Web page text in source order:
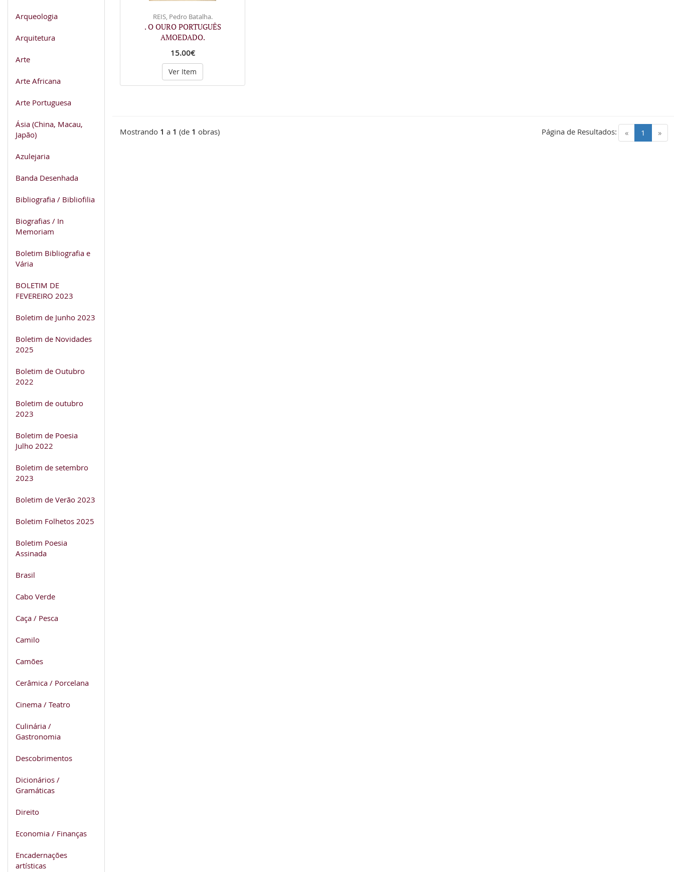
Arqueologia
Arquitetura
Arte
Arte Africana
Arte Portuguesa
Ásia (China, Macau,
Japão)
Azulejaria
Banda Desenhada
Bibliografia / Bibliofilia
Biografias / In
Memoriam
Boletim Bibliografia e
Vária
BOLETIM DE
FEVEREIRO 2023
Boletim de Junho 2023
Boletim de Novidades
2025
Boletim de Outubro
2022
Boletim de outubro
2023
Boletim de Poesia
Julho 2022
Boletim de setembro
2023
Boletim de Verão 2023
Boletim Folhetos 2025
Boletim Poesia
Assinada
Brasil
Cabo Verde
Caça / Pesca
Camilo
Camões
Cerâmica / Porcelana
Cinema / Teatro
Culinária /
Gastronomia
Descobrimentos
Dicionários /
Gramáticas
Direito
Economia / Finanças
Encadernações
artísticas
REIS, Pedro Batalha.
. O OURO PORTUGUÊS
AMOEDADO.
15.00€
Ver Item
Mostrando 1 a 1 (de 1 obras) « 1 (current)
»
Página de Resultados: